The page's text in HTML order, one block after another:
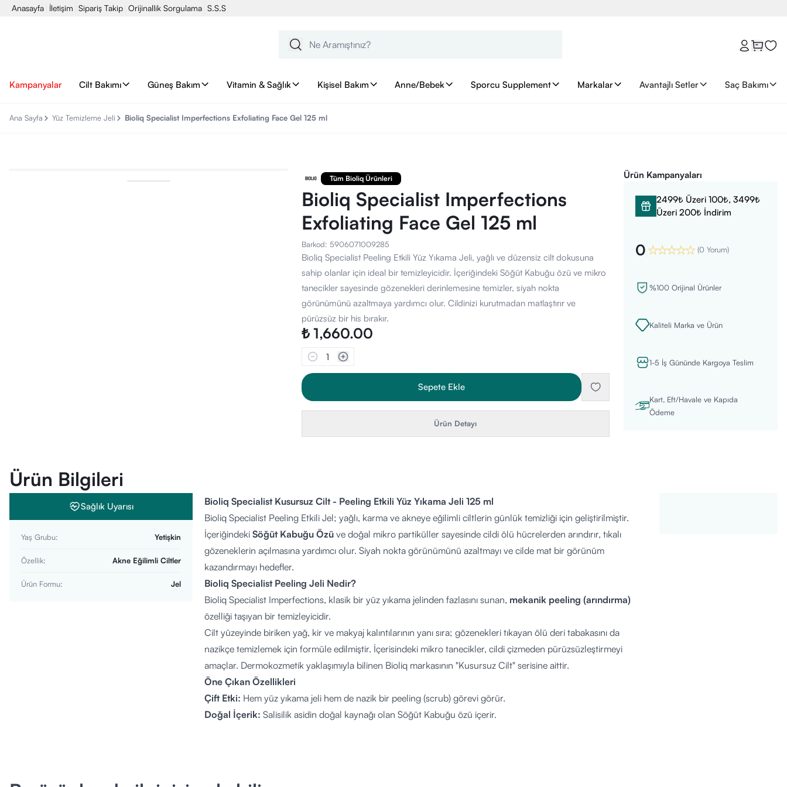
Anasayfa İletişim Sipariş Takip Orijinallik Sorgulama S.S.S
Kampanyalar Cilt Bakımı Güneş Bakım Vitamin & Sağlık Kişisel Bakım Anne/Bebek Sporcu Supplement Markalar Avantajlı Setler Saç Bakımı
Ana Sayfa Yüz Temizleme Jeli Bioliq Specialist Imperfections Exfoliating Face Gel 125 ml
Tüm Bioliq Ürünleri
Bioliq Specialist Imperfections
Exfoliating Face Gel 125 ml
Barkod: 5906071009285
Bioliq Specialist Peeling Etkili Yüz Yıkama Jeli, yağlı ve düzensiz cilt dokusuna
sahip olanlar için ideal bir temizleyicidir. İçeriğindeki Söğüt Kabuğu özü ve mikro
tanecikler sayesinde gözenekleri derinlemesine temizler, siyah nokta
görünümünü azaltmaya yardımcı olur. Cildinizi kurutmadan matlaştırır ve
pürüzsüz bir his bırakır.
₺ 1,660.00
1
Sepete Ekle
Ürün Detayı
Ürün Kampanyaları
2499₺ Üzeri 100₺, 3499₺
Üzeri 200₺ İndirim
0 (0 Yorum)
%100 Orijinal Ürünler
Kaliteli Marka ve Ürün
1-5 İş Gününde Kargoya Teslim
Kart, Eft/Havale ve Kapıda
Ödeme
Ürün Bilgileri
Sağlık Uyarısı
Yaş Grubu: Yetişkin
Özellik: Akne Eğilimli Ciltler
Ürün Formu: Jel
Bioliq Specialist Kusursuz Cilt - Peeling Etkili Yüz Yıkama Jeli 125 ml
Bioliq Specialist Peeling Etkili Jel; yağlı, karma ve akneye eğilimli ciltlerin günlük temizliği için geliştirilmiştir.
İçeriğindeki Söğüt Kabuğu Özü ve doğal mikro partiküller sayesinde cildi ölü hücrelerden arındırır, tıkalı
gözeneklerin açılmasına yardımcı olur. Siyah nokta görünümünü azaltmayı ve cilde mat bir görünüm
kazandırmayı hedefler.
Bioliq Specialist Peeling Jeli Nedir?
Bioliq Specialist Imperfections, klasik bir yüz yıkama jelinden fazlasını sunan, mekanik peeling (arındırma)
özelliği taşıyan bir temizleyicidir.
Cilt yüzeyinde biriken yağ, kir ve makyaj kalıntılarının yanı sıra; gözenekleri tıkayan ölü deri tabakasını da
nazikçe temizlemek için formüle edilmiştir. İçerisindeki mikro tanecikler, cildi çizmeden pürüzsüzleştirmeyi
amaçlar. Dermokozmetik yaklaşımıyla bilinen Bioliq markasının "Kusursuz Cilt" serisine aittir.
Öne Çıkan Özellikleri
Çift Etki: Hem yüz yıkama jeli hem de nazik bir peeling (scrub) görevi görür.
Doğal İçerik: Salisilik asidin doğal kaynağı olan Söğüt Kabuğu özü içerir.